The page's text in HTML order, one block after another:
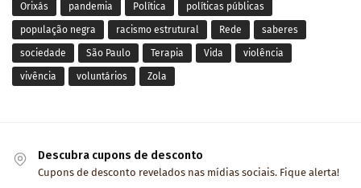
Orixás pandemia Política políticas públicas
população negra racismo estrutural Rede saberes
sociedade São Paulo Terapia Vida violência
vivência voluntários Zola
Descubra cupons de desconto
Cupons de desconto revelados nas mídias sociais. Fique alerta!